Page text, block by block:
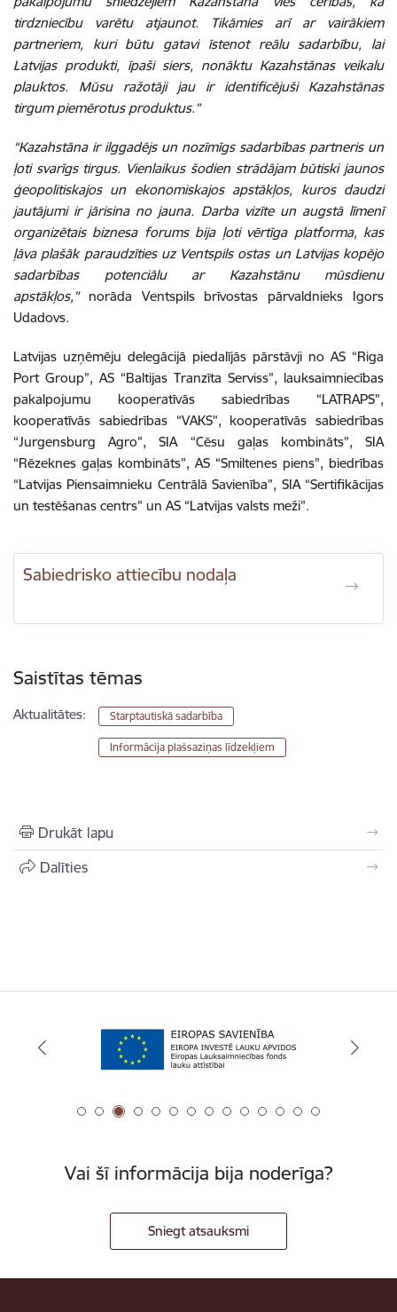
tirdzniecību varētu atjaunot. Tikāmies arī ar vairākiem
partneriem, kuri būtu gatavi īstenot reālu sadarbību, lai
Latvijas produkti, īpaši siers, nonāktu Kazahstānas veikalu
plauktos. Mūsu ražotāji jau ir identificējuši Kazahstānas
tirgum piemērotus produktus.”
“Kazahstāna ir ilggadējs un nozīmīgs sadarbības partneris un
ļoti svarīgs tirgus. Vienlaikus šodien strādājam būtiski jaunos
ģeopolitiskajos un ekonomiskajos apstākļos, kuros daudzi
jautājumi ir jārisina no jauna. Darba vizīte un augstā līmenī
organizētais biznesa forums bija ļoti vērtīga platforma, kas
ļāva plašāk paraudzīties uz Ventspils ostas un Latvijas kopējo
sadarbības potenciālu ar Kazahstānu mūsdienu
apstākļos,” norāda Ventspils brīvostas pārvaldnieks Igors
Udadovs.
Latvijas uzņēmēju delegācijā piedalījās pārstāvji no AS “Riga
Port Group”, AS “Baltijas Tranzīta Serviss”, lauksaimniecības
pakalpojumu kooperatīvās sabiedrības “LATRAPS”,
kooperatīvās sabiedrības “VAKS”, kooperatīvās sabiedrības
“Jurgensburg Agro”, SIA “Cēsu gaļas kombināts”, SIA
“Rēzeknes gaļas kombināts”, AS “Smiltenes piens”, biedrības
“Latvijas Piensaimnieku Centrālā Savienība”, SIA “Sertifikācijas
un testēšanas centrs” un AS “Latvijas valsts meži”.
Sabiedrisko attiecību nodaļa
Saistītas tēmas
Aktualitātes: Starptautiskā sadarbība
Informācija plašsaziņas līdzekļiem
Drukāt lapu
Dalīties
Vai šī informācija bija noderīga?
Sniegt atsauksmi